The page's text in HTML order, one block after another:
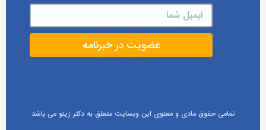
تمامی حقوق مادی و معنوی این وبسایت متعلق به دکتر زینو می باشد